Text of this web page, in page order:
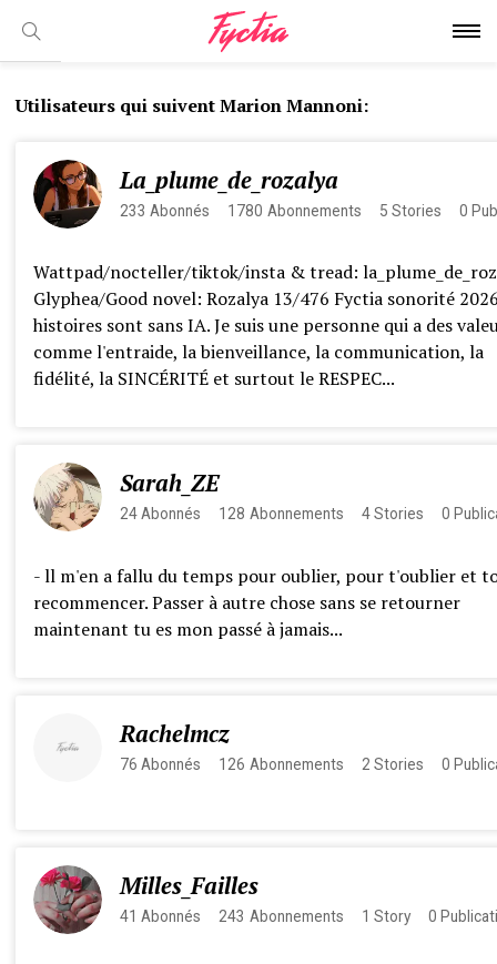
Utilisateurs qui suivent Marion Mannoni:
La_plume_de_rozalya
233 Abonnés 1780 Abonnements 5 Stories 0
Wattpad/nocteller/tiktok/insta & tread:
Glyphea/Good novel: Rozalya 13/476 Fyctia sonorité
histoires sont sans IA. Je suis une personne qui a des
comme l'entraide, la bienveillance, la communication, la
fidélité, la SINCÉRITÉ et surtout le RESPEC...
Sarah_ZE
24 Abonnés 128 Abonnements 4 Stories 0
- ll m'en a fallu du temps pour oublier, pour t'oublier et
recommencer. Passer à autre chose sans se retourner
maintenant tu es mon passé à jamais...
Rachelmcz
76 Abonnés 126 Abonnements 2 Stories 0
Milles_Failles
41 Abonnés 243 Abonnements 1 Story 0